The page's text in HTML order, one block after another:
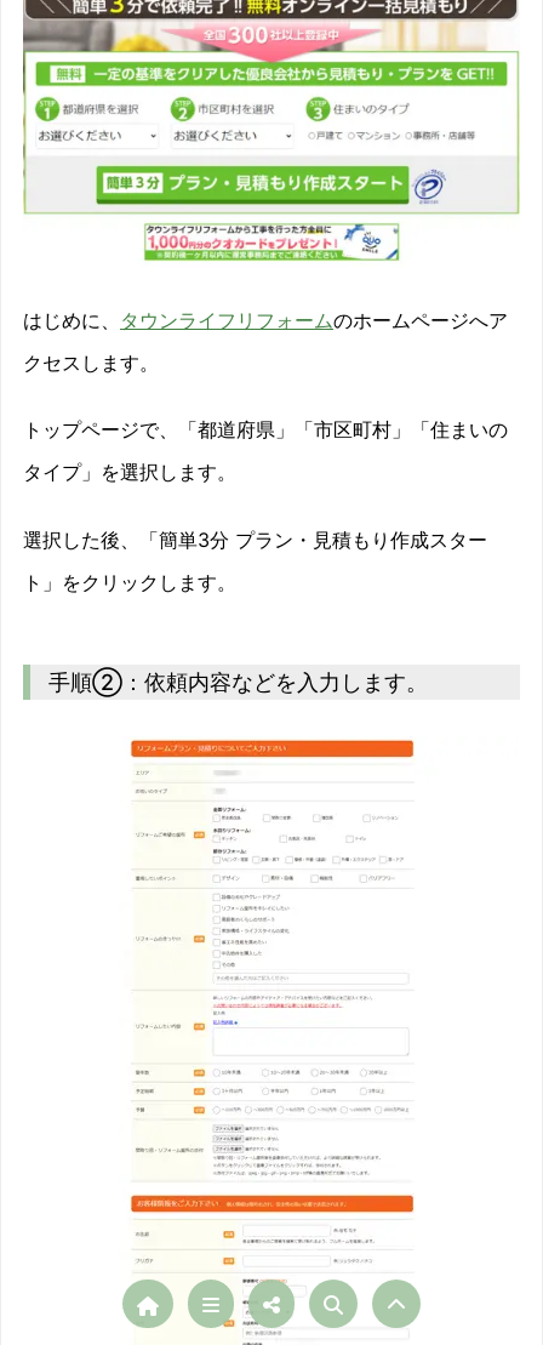
はじめに、 タウンライフリフォームのホームページへア
クセスします。
トップページで、「都道府県」「市区町村」「住まいの
タイプ」を選択します。
選択した後、「簡単3分 プラン・見積もり作成スター
ト」をクリックします。
手順②：依頼内容などを入力します。